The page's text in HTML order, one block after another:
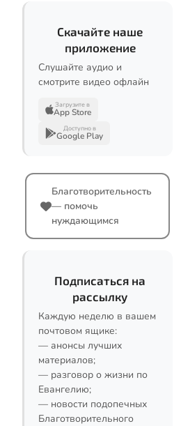
Скачайте наше
приложение
Слушайте аудио и
смотрите видео офлайн
Загрузите в
App Store
Доступно в
Google Play
Благотворительность
— помочь
нуждающимся
Подписаться на
рассылку
Каждую неделю в вашем
почтовом ящике:
— анонсы лучших
материалов;
— разговор о жизни по
Евангелию;
— новости подопечных
Благотворительного